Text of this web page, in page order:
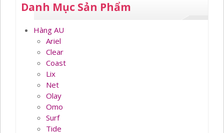
Danh Mục Sản Phẩm
Hàng AU
Ariel
Clear
Coast
Lix
Net
Olay
Omo
Surf
Tide